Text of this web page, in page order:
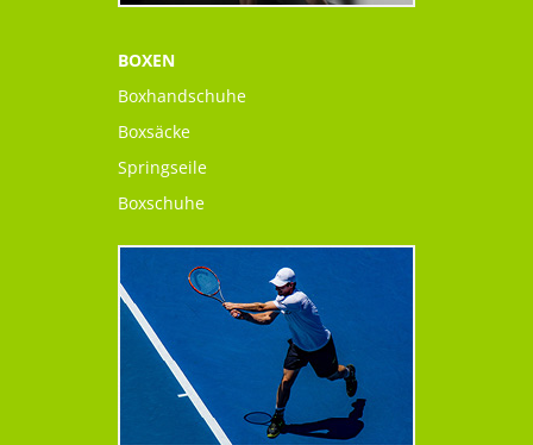
BOXEN
Boxhandschuhe
Boxsäcke
Springseile
Boxschuhe